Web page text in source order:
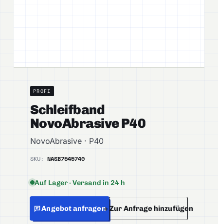
PROFI
Schleifband
NovoAbrasive P40
NovoAbrasive · P40
SKU: NASB7545740
Auf Lager · Versand in 24 h
Angebot anfragen+ Zur Anfrage hinzufügen